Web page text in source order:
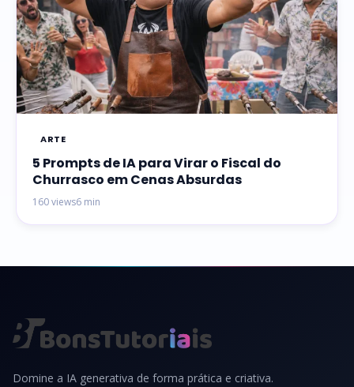
ARTE
5 Prompts de IA para Virar o Fiscal do
Churrasco em Cenas Absurdas
160 views6 min
Domine a IA generativa de forma prática e criativa.